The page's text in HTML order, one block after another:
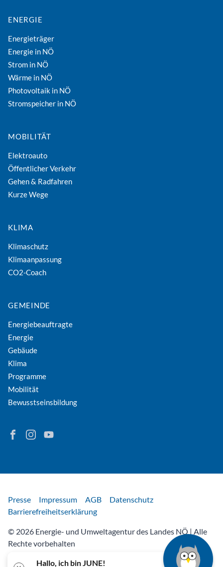
ENERGIE
Energieträger
Energie in NÖ
Strom in NÖ
Wärme in NÖ
Photovoltaik in NÖ
Stromspeicher in NÖ
MOBILITÄT
Elektroauto
Öffentlicher Verkehr
Gehen & Radfahren
Kurze Wege
KLIMA
Klimaschutz
Klimaanpassung
CO2-Coach
GEMEINDE
Energiebeauftragte
Energie
Gebäude
Klima
Programme
Mobilität
Bewusstseinsbildung
Finden Sie Energie in Niederösterreich auf Facebook
Folgen Sie Energie in Niederösterreich auf Instagram
Besuchen Sie den YouTube-Kanal der eNu
Rechtliches
Presse Impressum AGB
Datenschutz
Barrierefreiheitserklärung
© 2026 Energie- und Umweltagentur des Landes NÖ | Alle
Rechte vorbehalten
Hallo, ich bin JUNE!